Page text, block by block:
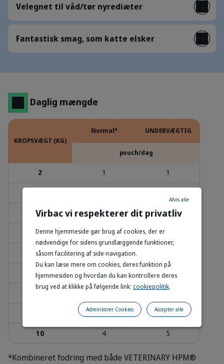
Velegnet til våd/tør nyrediæter
Fantastisk smag, som katte elsker
Daglig mængde
KROPSVÆGT (KG)
Normal* UNDERVÆGTIG
pouch/dag
2 1 1
4 1.5 2
5 2 2.5
6 2.5
7 3 3.5
3 4
3.5 4.5
10 4 5
*Kombineret fodring med både VETERINARY HPM®
Virbac vi respekterer dit privatliv
Denne hjemmeside gør brug af cookies, der er
nødvendige for sidens grundlæggende funktioner,
såsom facilitering af side-navigation.
Du kan læse mere om cookies, deres funktion på
hjemmesiden og hvordan du kan kontrollere deres
brug ved at klikke på følgende link: cookiepolitik.
Afvis alle
Accepter alle
Administrer Cookies